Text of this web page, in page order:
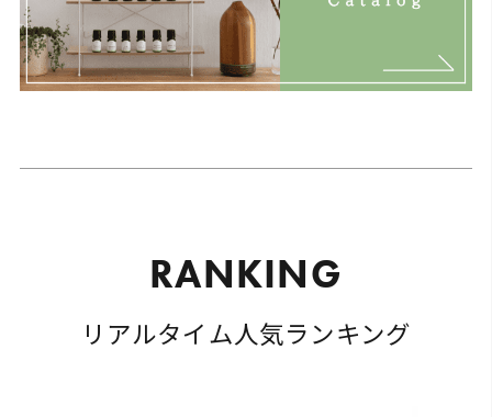
RANKING
リアルタイム人気ランキング